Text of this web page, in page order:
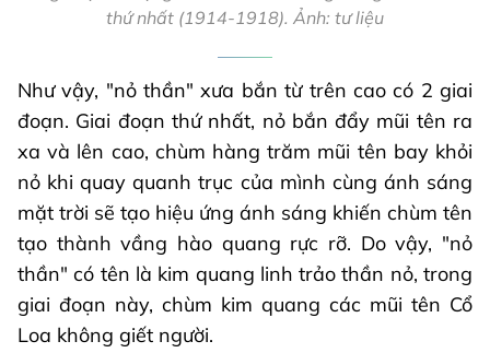
thứ nhất (1914-1918). Ảnh: tư liệu
Như vậy, "nỏ thần" xưa bắn từ trên cao có 2 giai
đoạn. Giai đoạn thứ nhất, nỏ bắn đẩy mũi tên ra
xa và lên cao, chùm hàng trăm mũi tên bay khỏi
nỏ khi quay quanh trục của mình cùng ánh sáng
mặt trời sẽ tạo hiệu ứng ánh sáng khiến chùm tên
tạo thành vầng hào quang rực rỡ. Do vậy, "nỏ
thần" có tên là kim quang linh trảo thần nỏ, trong
giai đoạn này, chùm kim quang các mũi tên Cổ
Loa không giết người.